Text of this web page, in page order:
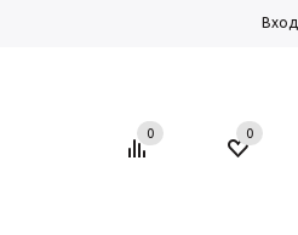
Вход
0 0